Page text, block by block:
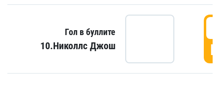
Гол в буллите
10.Николлс Джош